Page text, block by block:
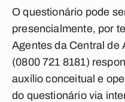
O questionário pode
presencialmente, por
Agentes da Central de
(0800 721 8181)
auxílio conceitual e
do questionário via